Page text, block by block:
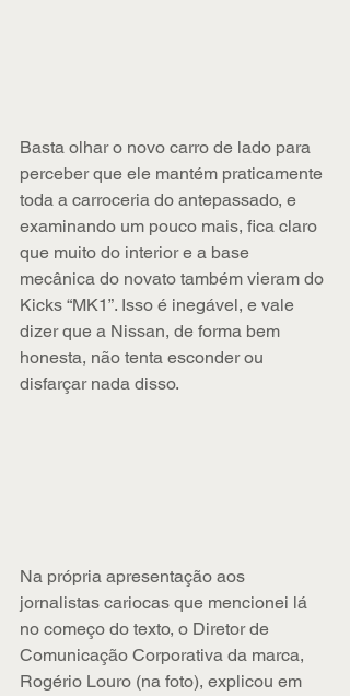
Basta olhar o novo carro de lado para
perceber que ele mantém praticamente
toda a carroceria do antepassado, e
examinando um pouco mais, fica claro
que muito do interior e a base
mecânica do novato também vieram do
Kicks “MK1”. Isso é inegável, e vale
dizer que a Nissan, de forma bem
honesta, não tenta esconder ou
disfarçar nada disso.
Na própria apresentação aos
jornalistas cariocas que mencionei lá
no começo do texto, o Diretor de
Comunicação Corporativa da marca,
Rogério Louro (na foto), explicou em